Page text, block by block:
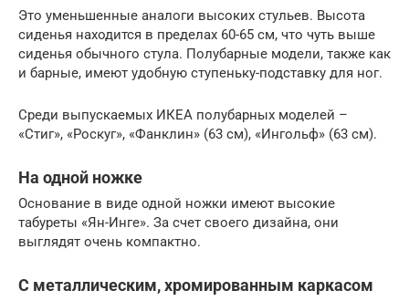
Это уменьшенные аналоги высоких стульев. Высота
сиденья находится в пределах 60-65 см, что чуть выше
сиденья обычного стула. Полубарные модели, также как
и барные, имеют удобную ступеньку-подставку для ног.
Среди выпускаемых ИКЕА полубарных моделей –
«Стиг», «Роскуг», «Фанклин» (63 см), «Ингольф» (63 см).
На одной ножке
Основание в виде одной ножки имеют высокие
табуреты «Ян-Инге». За счет своего дизайна, они
выглядят очень компактно.
С металлическим, хромированным каркасом